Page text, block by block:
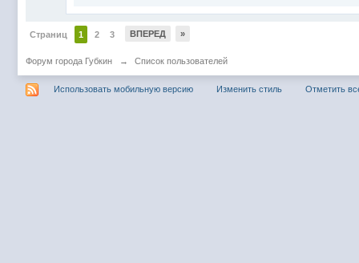
Страниц 1 2 3 ВПЕРЕД »
Форум города Губкин → Список пользователей
Использовать мобильную версию Изменить стиль Отметить